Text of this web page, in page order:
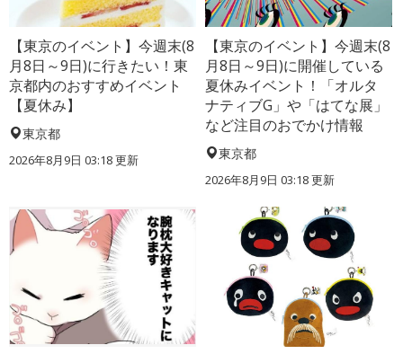
【東京のイベント】今週末(8
月8日～9日)に行きたい！東
京都内のおすすめイベント
【夏休み】
東京都
2026年8月9日 03:18更新
【東京のイベント】今週末(8
月8日～9日)に開催している
夏休みイベント！「オルタ
ナティブG」や「はてな展」
など注目のおでかけ情報
東京都
2026年8月9日 03:18更新